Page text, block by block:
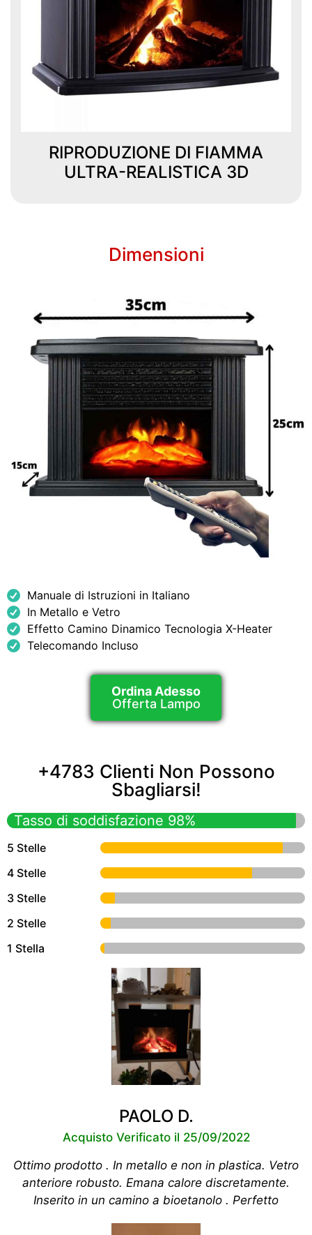
RIPRODUZIONE DI FIAMMA
ULTRA-REALISTICA 3D
Dimensioni
Manuale di Istruzioni in Italiano
In Metallo e Vetro
Effetto Camino Dinamico Tecnologia X-Heater
Telecomando Incluso
Ordina Adesso
Offerta Lampo
+4783 Clienti Non Possono
Sbagliarsi!
Tasso di soddisfazione 98%
5 Stelle
4 Stelle
3 Stelle
2 Stelle
1 Stella
PAOLO D.
Acquisto Verificato il 25/09/2022
Ottimo prodotto . In metallo e non in plastica. Vetro
anteriore robusto. Emana calore discretamente.
Inserito in un camino a bioetanolo . Perfetto